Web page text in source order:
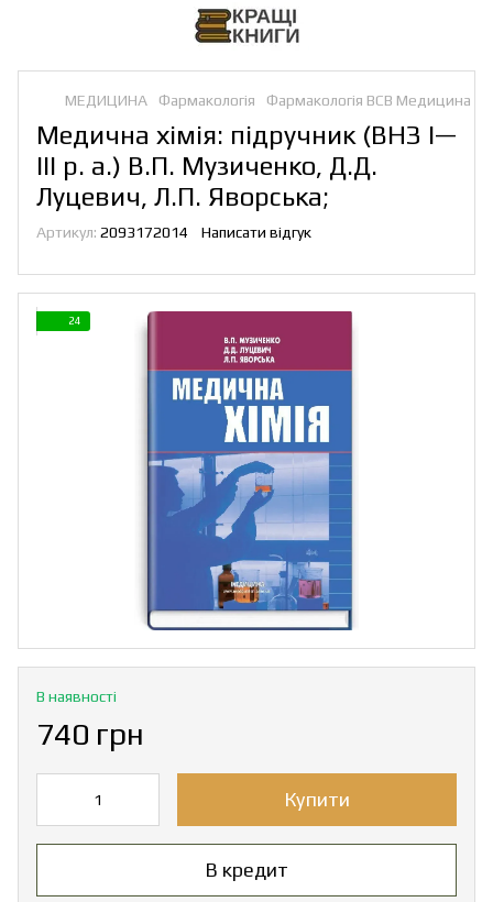
МЕДИЦИНА Фармакологія Фармакологія ВСВ Медицина
Медична хімія: підручник (ВНЗ І—
ІІІ р. а.) В.П. Музиченко, Д.Д.
Луцевич, Л.П. Яворська;
Артикул: 2093172014 Написати відгук
24
В наявності
740 грн
Купити
В кредит